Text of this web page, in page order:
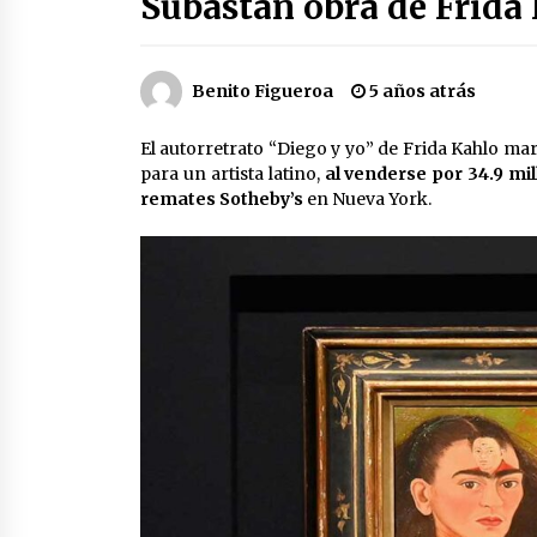
del Noreste en Mérida; incautan 15
Laura Itzel Castillo será la nueva
secretaria de las Mujeres, anuncia
el fin de operaciones militares
entre ambos países
2 meses atrás
Benito Figueroa 5 años atrás
El autorretrato “Diego y yo” de Frida Kahlo
para un artista latino, al venderse por 34.9
remates Sotheby’s en Nueva York.